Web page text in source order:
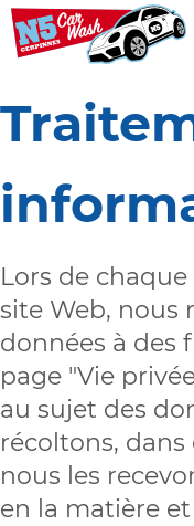
Lors de
site Web, nous
données à des
page "Vie
au sujet des
récoltons,
nous les
en la matière